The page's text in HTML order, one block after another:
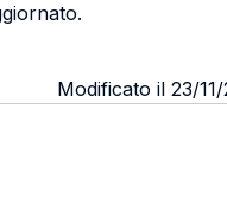
Modificato il 23/